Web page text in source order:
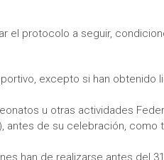
el protocolo a seguir,
excepto si han obtenido
u otras actividades
de su celebración, como
han de realizarse antes del